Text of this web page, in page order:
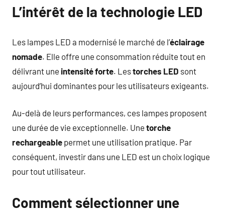
L’intérêt de la technologie LED
Les lampes LED a modernisé le marché de l’éclairage
nomade. Elle offre une consommation réduite tout en
délivrant une intensité forte. Lestorches LED sont
aujourd’hui dominantes pour les utilisateurs exigeants.
Au-delà de leurs performances, ces lampes proposent
une durée de vie exceptionnelle. Une torche
rechargeable permet une utilisation pratique. Par
conséquent, investir dans une LED est un choix logique
pour tout utilisateur.
Comment sélectionner une